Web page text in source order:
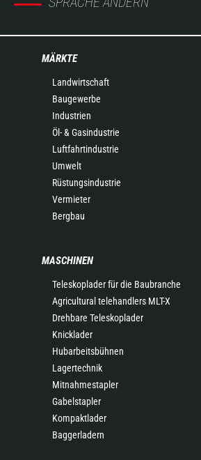
MÄRKTE
Landwirtschaft
Baugewerbe
Industrien
Öl- & Gasindustrie
Luftfahrtindustrie
Umwelt
Rüstungsindustrie
Vermieter
Bergbau
MASCHINEN
Teleskoplader für die Baubranche
Agricultural telehandlers MLT-X
Drehbare Teleskoplader
Knicklader
Hubarbeitsbühnen
Lagertechnik
Mitnahmestapler
Gabelstapler
Kompaktlader
Baggerladern